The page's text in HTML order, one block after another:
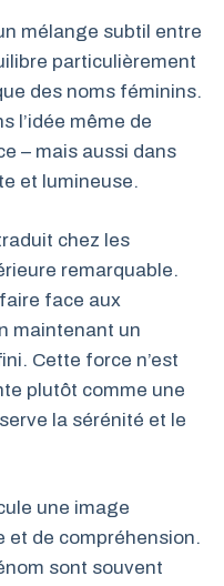
mélange subtil entre
particulièrement
des noms féminins.
l’idée même de
– mais aussi dans
et lumineuse.
chez les
remarquable.
face aux
maintenant un
Cette force n’est
plutôt comme une
la sérénité et le
une image
et de compréhension.
sont souvent